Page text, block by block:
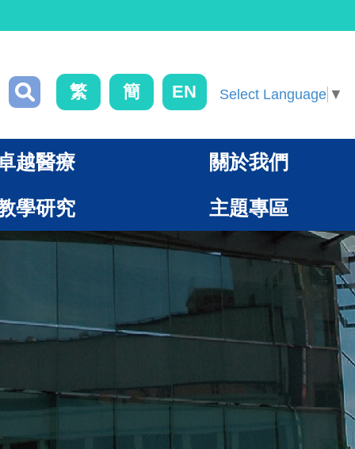
繁 簡 EN Select Language ▼
越醫療 關於我們
學研究 主題專區